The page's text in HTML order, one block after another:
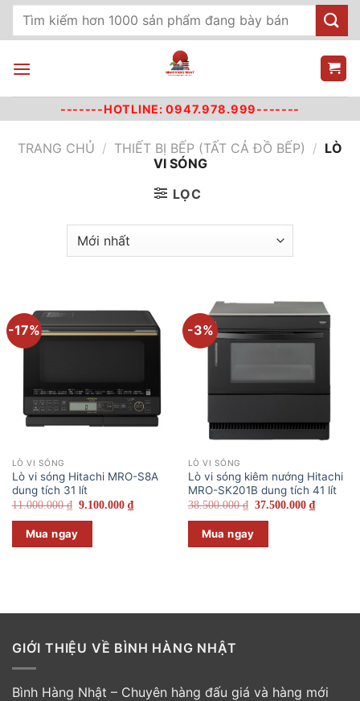
Chuyển
dung
Tìm
-------HOTLINE: 0947.978.999-------
TRANG CHỦ / THIẾT BỊ BẾP (TẤT CẢ ĐỒ BẾP) / LÒ
VI SÓNG
LỌC
-17%
LÒ VI SÓNG
Lò vi sóng Hitachi MRO-S8A
dung tích 31 lít
11.000.000₫ Giá
11.000.000 ₫.
9.100.000 ₫Giá
9.100.000 ₫.
Mua ngay
-3%
LÒ VI SÓNG
Lò vi sóng kiêm nướng Hitachi
MRO-SK201B dung tích 41 lít
38.500.000₫ Giá
38.500.000 ₫.
37.500.000 ₫Giá
Mua ngay
GIỚI THIỆU VỀ BÌNH HÀNG NHẬT
Bình Hàng Nhật – Chuyên hàng đấu giá và hàng mới